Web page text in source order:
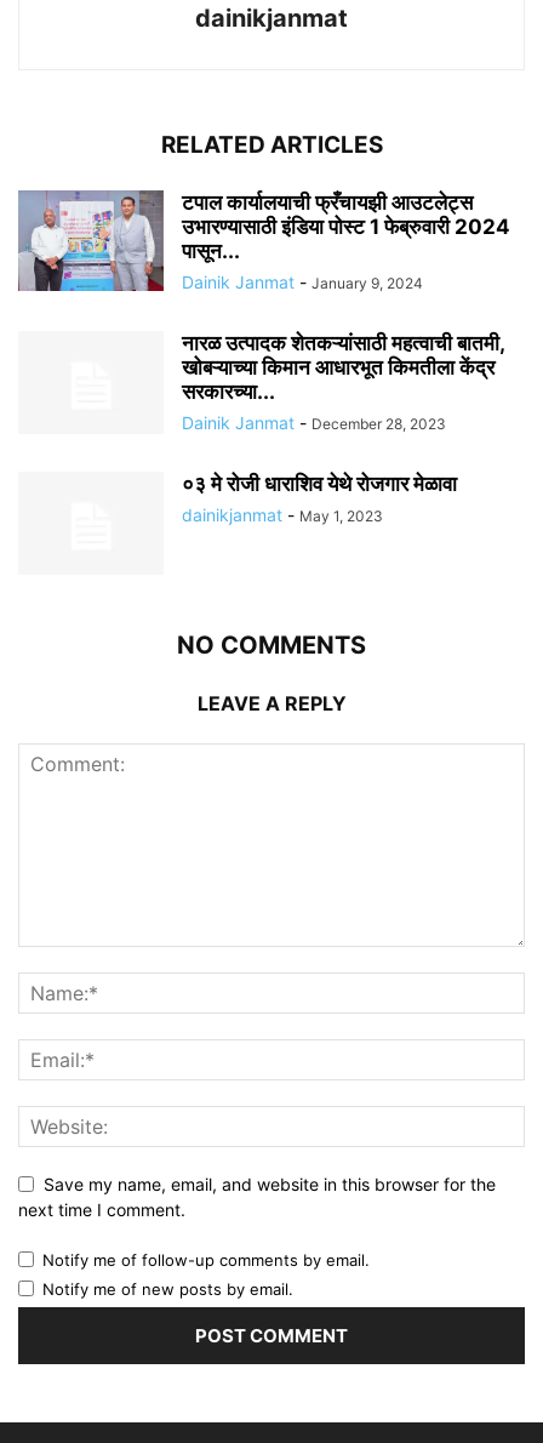
dainikjanmat
RELATED ARTICLES
टपाल कार्यालयाची फ्रँचायझी आउटलेट्स
उभारण्यासाठी इंडिया पोस्ट 1 फेब्रुवारी 2024
पासून...
Dainik Janmat - January 9, 2024
नारळ उत्पादक शेतकऱ्यांसाठी महत्वाची बातमी,
खोबऱ्याच्या किमान आधारभूत किमतीला केंद्र
सरकारच्या...
Dainik Janmat - December 28, 2023
०३ मे रोजी धाराशिव येथे रोजगार मेळावा
dainikjanmat - May 1, 2023
NO COMMENTS
LEAVE A REPLY
Save my name, email, and website in this browser for the
next time I comment.
Notify me of follow-up comments by email.
Notify me of new posts by email.